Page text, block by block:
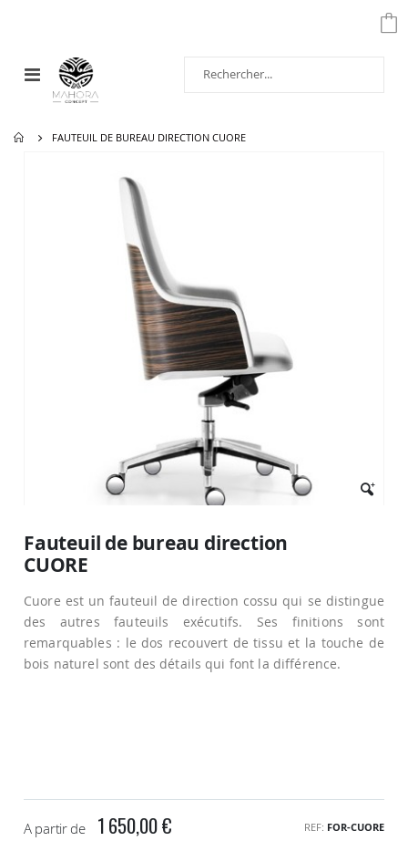
Affichage
navigation
FAUTEUIL DE BUREAU DIRECTION CUORE
début
de
Galerie
d’images
Fauteuil de bureau direction
CUORE
Cuore est un fauteuil de direction cossu qui se distingue
des autres fauteuils exécutifs. Ses finitions sont
remarquables : le dos recouvert de tissu et la touche de
bois naturel sont des détails qui font la différence.
A partir de 1 650,00 € REF FOR-CUORE